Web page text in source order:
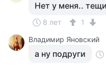
Нет у меня..
8 лет
1
Владимир Яновский
а ну подруги